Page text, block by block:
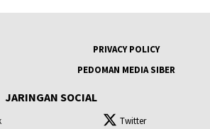
PRIVACY POLICY
PEDOMAN MEDIA SIBER
JARINGAN SOCIAL
Twitter